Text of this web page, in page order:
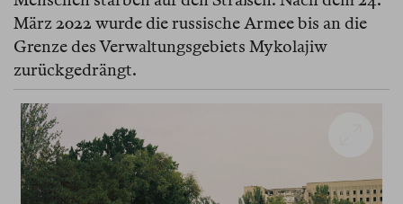
März 2022 wurde die russische Armee bis an die
Grenze des Verwaltungsgebiets Mykolajiw
zurückgedrängt.